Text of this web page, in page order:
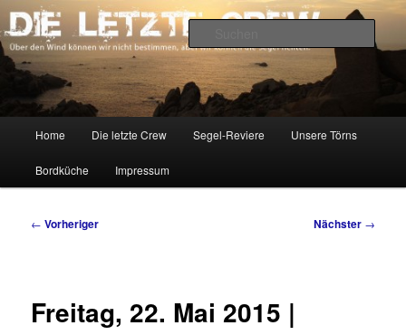
Zum
primären
Inhalt
springenDIE LETZTE CREW
Über den Wind können wir nicht bestimmen, aber wir können die Segel
richten.
Home Die letzte Crew Segel-Reviere Unsere Törns
Bordküche Impressum
Beitragsnavigation
← Vorheriger Nächster →
Freitag, 22. Mai 2015 |